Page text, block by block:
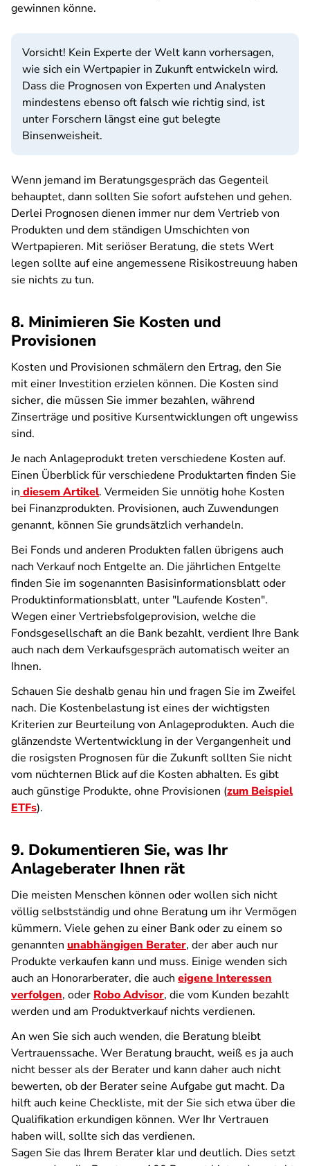
gewinnen könne.
Vorsicht! Kein Experte der Welt kann vorhersagen,
wie sich ein Wertpapier in Zukunft entwickeln wird.
Dass die Prognosen von Experten und Analysten
mindestens ebenso oft falsch wie richtig sind, ist
unter Forschern längst eine gut belegte
Binsenweisheit.
Wenn jemand im Beratungsgespräch das Gegenteil
behauptet, dann sollten Sie sofort aufstehen und gehen.
Derlei Prognosen dienen immer nur dem Vertrieb von
Produkten und dem ständigen Umschichten von
Wertpapieren. Mit seriöser Beratung, die stets Wert
legen sollte auf eine angemessene Risikostreuung haben
sie nichts zu tun.
8. Minimieren Sie Kosten und
Provisionen
Kosten und Provisionen schmälern den Ertrag, den Sie
mit einer Investition erzielen können. Die Kosten sind
sicher, die müssen Sie immer bezahlen, während
Zinserträge und positive Kursentwicklungen oft ungewiss
sind.
Je nach Anlageprodukt treten verschiedene Kosten auf.
Einen Überblick für verschiedene Produktarten finden Sie
in diesem Artikel. Vermeiden Sie unnötig hohe Kosten
bei Finanzprodukten. Provisionen, auch Zuwendungen
genannt, können Sie grundsätzlich verhandeln.
Bei Fonds und anderen Produkten fallen übrigens auch
nach Verkauf noch Entgelte an. Die jährlichen Entgelte
finden Sie im sogenannten Basisinformationsblatt oder
Produktinformationsblatt, unter "Laufende Kosten".
Wegen einer Vertriebsfolgeprovision, welche die
Fondsgesellschaft an die Bank bezahlt, verdient Ihre Bank
auch nach dem Verkaufsgespräch automatisch weiter an
Ihnen.
Schauen Sie deshalb genau hin und fragen Sie im Zweifel
nach. Die Kostenbelastung ist eines der wichtigsten
Kriterien zur Beurteilung von Anlageprodukten. Auch die
glänzendste Wertentwicklung in der Vergangenheit und
die rosigsten Prognosen für die Zukunft sollten Sie nicht
vom nüchternen Blick auf die Kosten abhalten. Es gibt
auch günstige Produkte, ohne Provisionen (zum Beispiel
ETFs).
9. Dokumentieren Sie, was Ihr
Anlageberater Ihnen rät
Die meisten Menschen können oder wollen sich nicht
völlig selbstständig und ohne Beratung um ihr Vermögen
kümmern. Viele gehen zu einer Bank oder zu einem so
genannten unabhängigen Berater, der aber auch nur
Produkte verkaufen kann und muss. Einige wenden sich
auch an Honorarberater, die auch eigene Interessen
verfolgen, oder Robo Advisor, die vom Kunden bezahlt
werden und am Produktverkauf nichts verdienen.
An wen Sie sich auch wenden, die Beratung bleibt
Vertrauenssache. Wer Beratung braucht, weiß es ja auch
nicht besser als der Berater und kann daher auch nicht
bewerten, ob der Berater seine Aufgabe gut macht. Da
hilft auch keine Checkliste, mit der Sie sich etwa über die
Qualifikation erkundigen können. Wer Ihr Vertrauen
haben will, sollte sich das verdienen.
Sagen Sie das Ihrem Berater klar und deutlich. Dies setzt